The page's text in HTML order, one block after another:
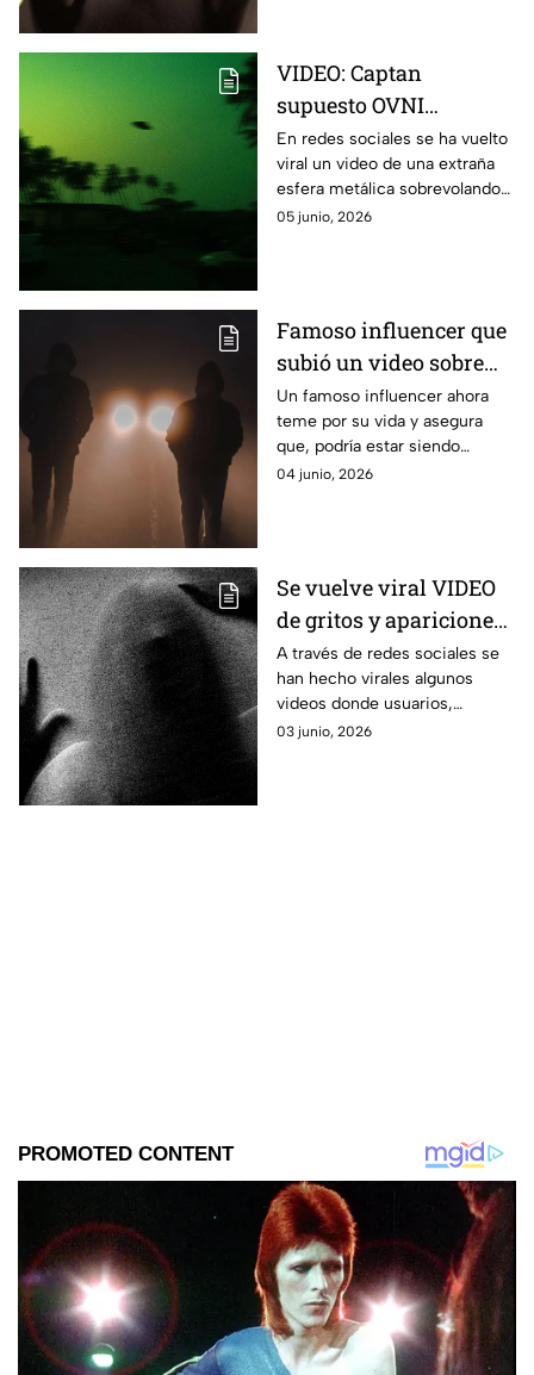
VIDEO: Captan
supuesto OVNI
sobrevolando zona de
Polanco en la Ciudad
de México
En redes sociales se ha vuelto
viral un video de una extraña
esfera metálica sobrevolando
la zona de Polanco, en la
05 junio, 2026
Famoso influencer que
subió un video sobre
OVNIS teme por su
vida, ¿está siendo
vigilado por los
hombres de negro?
Un famoso influencer ahora
teme por su vida y asegura
que, podría estar siendo
vigilado por los Hombres de
04 junio, 2026
Se vuelve viral VIDEO
de gritos y apariciones
de "fantasmas" en el
Puente de la Concordia
en la CDMX, donde
sucedió la explosión de
A través de redes sociales se
han hecho virales algunos
videos donde usuarios,
especialmente conductores de
03 junio, 2026